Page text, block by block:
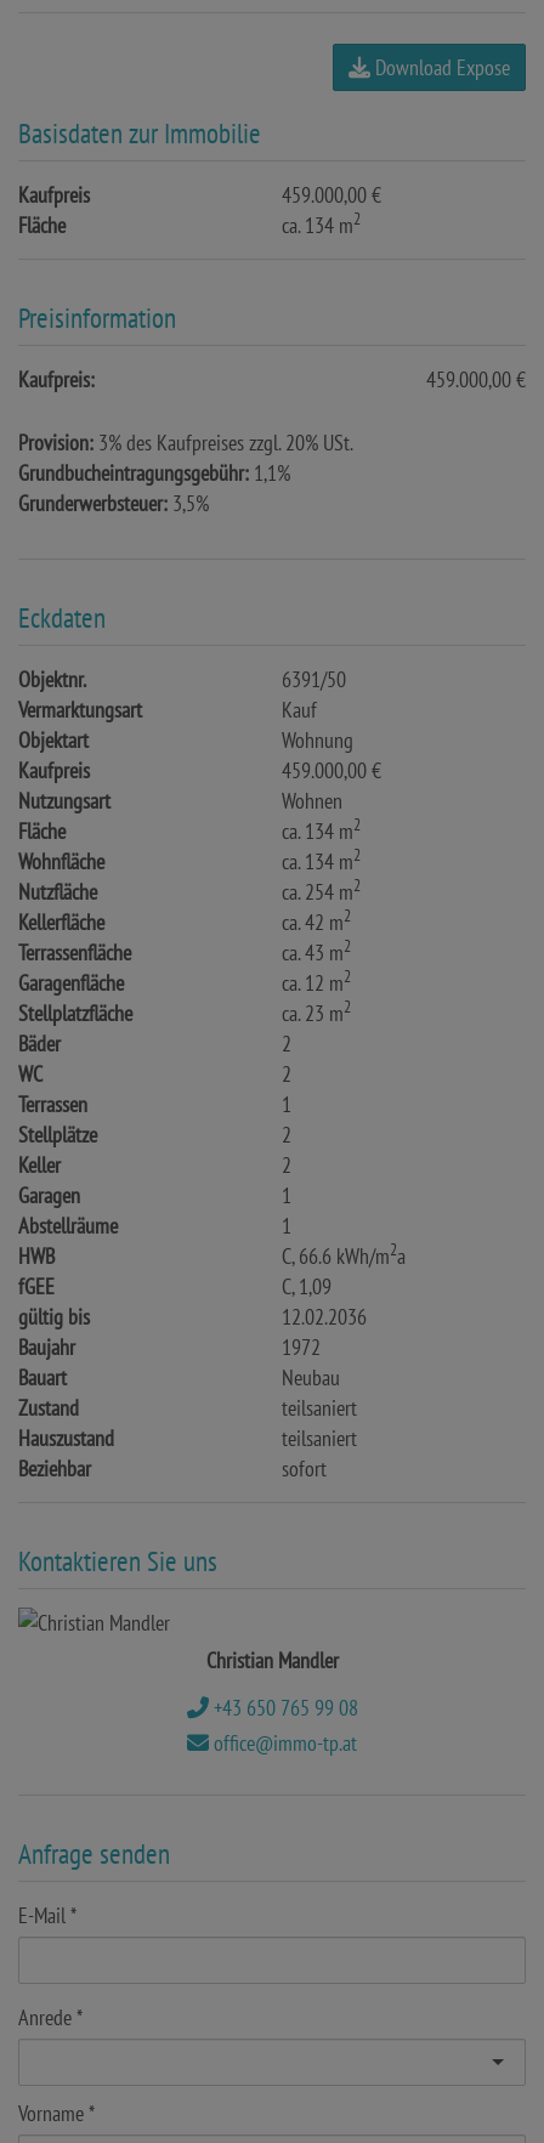
Download Expose
Basisdaten zur Immobilie
Kaufpreis
459.000,00 €
Fläche
ca. 134 m2
Preisinformation
Kaufpreis: 459.000,00 €
Provision: 3% des Kaufpreises zzgl. 20% USt.
Grundbucheintragungsgebühr: 1,1%
Grunderwerbsteuer: 3,5%
Eckdaten
Objektnr.
6391/50
Vermarktungsart
Kauf
Objektart
Wohnung
Kaufpreis
459.000,00 €
Nutzungsart
Wohnen
Fläche
ca. 134 m2
Wohnfläche ca. 134 m2
Nutzfläche ca. 254 m2
Kellerfläche ca. 42 m2
Terrassenfläche ca. 43 m2
Garagenfläche ca. 12 m2
Stellplatzfläche ca. 23 m2
Bäder
2
WC
2
Terrassen
1
Stellplätze
2
Keller
2
Garagen
1
Abstellräume
1
HWB
C, 66.6 kWh/m2a
fGEE
C, 1,09
gültig bis
12.02.2036
Baujahr
1972
Bauart
Neubau
Zustand
teilsaniert
Hauszustand
teilsaniert
Beziehbar
sofort
Kontaktieren Sie uns
Christian Mandler
+43 650 765 99 08
office@immo-tp.at
Anfrage senden
E-Mail
Anrede
Vorname